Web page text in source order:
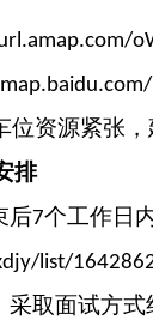
位资源紧张
排
后7个工作日
list/
采取面试方